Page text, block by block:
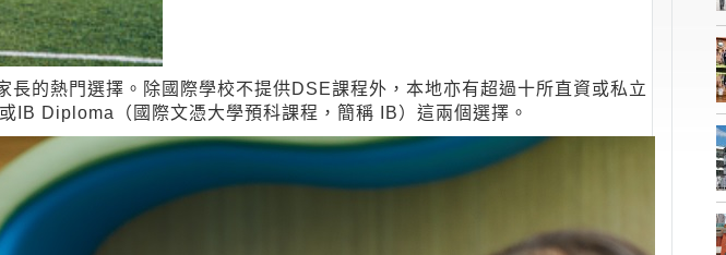
的熱門選擇。除國際學校不提供DSE課程外，本地亦有超過十所直資或私立
Diploma（國際文憑大學預科課程，簡稱 IB）這兩個選擇。